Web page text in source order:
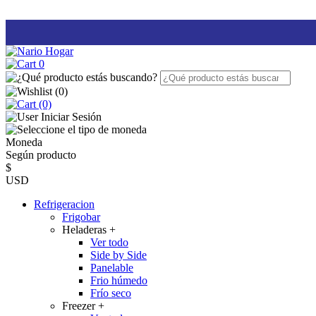
0
(0)
(0)
Iniciar Sesión
Moneda
Según producto
$
USD
Refrigeracion
Frigobar
Heladeras +
Ver todo
Side by Side
Panelable
Frio húmedo
Frío seco
Freezer+